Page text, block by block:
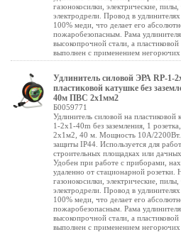
газонокосилки, электрические,
электродрели. Провод в
100% меди, что делает его
пожаробезопасным. Рама удлинителя
высокопрочной стали, а пластиковой
выполнен с применением негорючих
Удлинитель силовой ЭРА RP-1-
пластиковой катушке без
40м ПВС 2x1мм2
Б0059771
Удлинитель силовой на пластиковой
1-2x1-40m без заземления, 1
2х1м2, 40 м. Мощность 10А/2200Вт.
защиты IP44. Используется для
строительных площадках или дачных
Удобен при работе с приборами,
удаленно от стационарной розетки.
газонокосилки, электрические,
электродрели. Провод в
100% меди, что делает его
пожаробезопасным. Рама удлинителя
высокопрочной стали, а пластиковой
выполнен с применением негорючих